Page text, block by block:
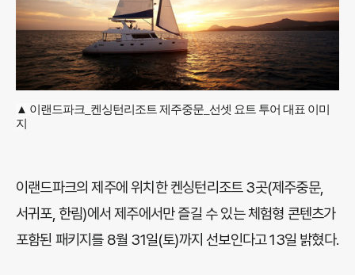
▲ 이랜드파크_켄싱턴리조트 제주중문_선셋 요트 투어 대표 이미
지
이랜드파크의 제주에 위치한 켄싱턴리조트 3곳(제주중문,
서귀포, 한림)에서 제주에서만 즐길 수 있는 체험형 콘텐츠가
포함된 패키지를 8월 31일(토)까지 선보인다고 13일 밝혔다.